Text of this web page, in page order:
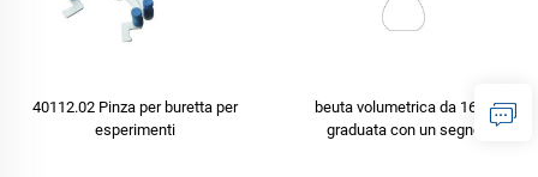
40112.02 Pinza per buretta per
esperimenti
beuta volumetrica da 1621
graduata con un segno